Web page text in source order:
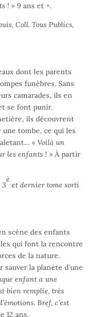
! »9 ans et +.
Coll. Tous Publics,
dont les parents
funèbres. Sans
camarades, ils en
se font punir.
ils découvrent
tombe, ce qui les
« Voilà un
les enfants ! »À partir
3
è
et dernier tome sorti
scène des enfants
qui font la rencontre
de la nature.
sauver la planète d’une
enfant a une
bien remplie, très
Bref, c’est
12 ans.